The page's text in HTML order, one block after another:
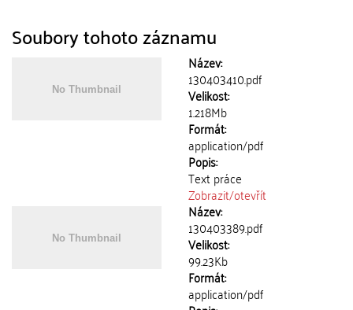
Soubory tohoto záznamu
Název:
130403410.pdf
Velikost:
1.218Mb
Formát:
application/pdf
Popis:
Text práce
Zobrazit/otevřít
Název:
130403389.pdf
Velikost:
99.23Kb
Formát:
application/pdf